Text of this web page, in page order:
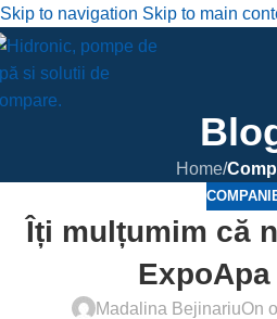
Skip to navigation Skip to main
Home/
Îți mulțumim că
ExpoApa
Madalina BejinariuOn